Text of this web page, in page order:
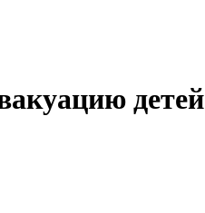
детей